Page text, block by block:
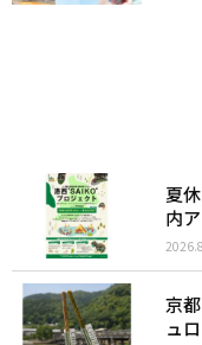
夏
内
京
ュ